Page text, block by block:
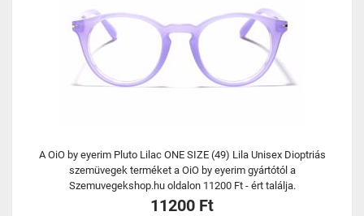
A OiO by eyerim Pluto Lilac ONE SIZE (49) Lila Unisex Dioptriás
szemüvegek terméket a OiO by eyerim gyártótól a
Szemuvegekshop.hu oldalon 11200 Ft - ért találja.
11200 Ft